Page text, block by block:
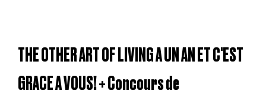
THE OTHER ART OF LIVING A UN AN ET C'EST
GRACE A VOUS! + Concours de